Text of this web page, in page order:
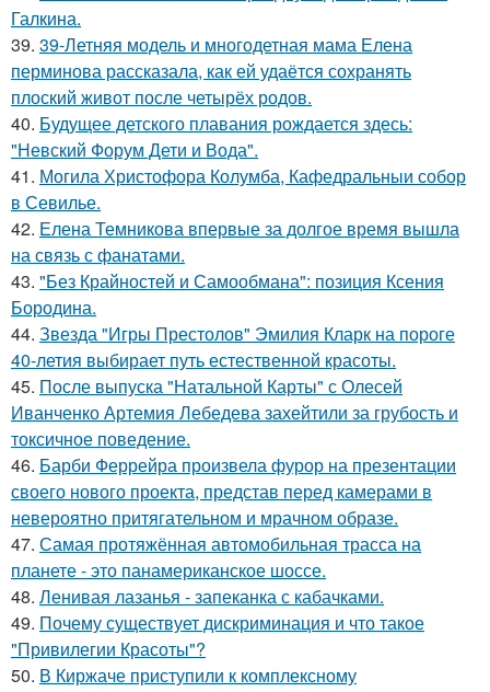
Галкина.
39. 39-Летняя модель и многодетная мама Елена
перминова рассказала, как ей удаётся сохранять
плоский живот после четырёх родов.
40. Будущее детского плавания рождается здесь:
"Невский Форум Дети и Вода".
41. Могила Христофора Колумба, Кафедральныи собор
в Севилье.
42. Елена Темникова впервые за долгое время вышла
на связь с фанатами.
43. "Без Крайностей и Самообмана": позиция Ксения
Бородина.
44. Звезда "Игры Престолов" Эмилия Кларк на пороге
40-летия выбирает путь естественной красоты.
45. После выпуска "Натальной Карты" с Олесей
Иванченко Артемия Лебедева захейтили за грубость и
токсичное поведение.
46. Барби Феррейра произвела фурор на презентации
своего нового проекта, представ перед камерами в
невероятно притягательном и мрачном образе.
47. Самая протяжённая автомобильная трасса на
планете - это панамериканское шоссе.
48. Ленивая лазанья - запеканка с кабачками.
49. Почему существует дискриминация и что такое
"Привилегии Красоты"?
50. В Киржаче приступили к комплексному